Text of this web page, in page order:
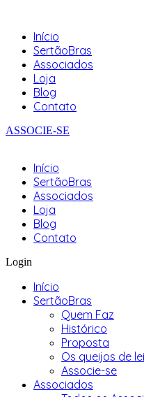
Início
SertãoBras
Associados
Loja
Blog
Contato
ASSOCIE-SE
Início
SertãoBras
Associados
Loja
Blog
Contato
Login
Início
SertãoBras
Quem Faz
Histórico
Proposta
Os queijos de
Associe-se
Associados